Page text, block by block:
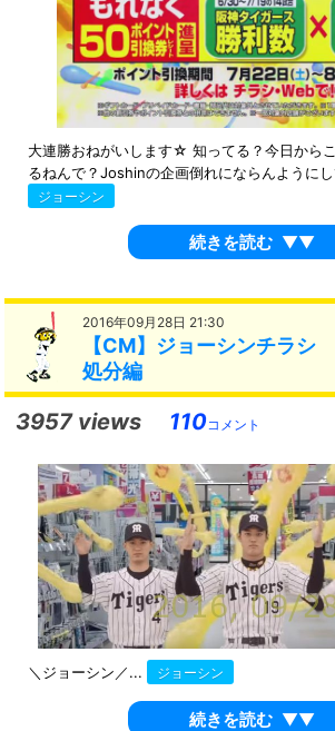
大連勝おねがいします☆ 知ってる？今日から
るねんで？Joshinの企画倒れにならんように
ジョーシン
続きを読む ▼▼
2016年09月28日 21:30
【CM】ジョーシンチラ
処分編
3957 views 110コメント
＼ジョーシン／... ジョーシン
続きを読む ▼▼